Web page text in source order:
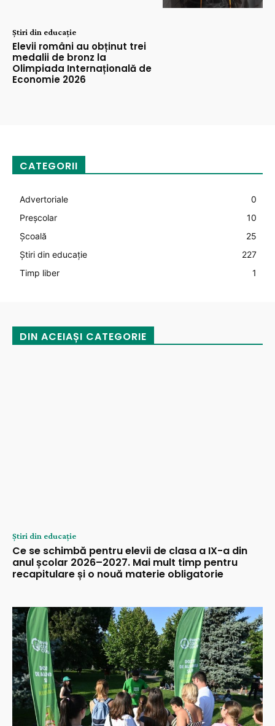
Știri din educație
Elevii români au obținut trei
medalii de bronz la
Olimpiada Internațională de
Economie 2026
CATEGORII
Advertoriale
0
Preșcolar
10
Şcoală
25
Știri din educație
227
Timp liber
1
DIN ACEIAȘI CATEGORIE
Știri din educație
Ce se schimbă pentru elevii de clasa a IX-a din
anul școlar 2026–2027. Mai mult timp pentru
recapitulare și o nouă materie obligatorie